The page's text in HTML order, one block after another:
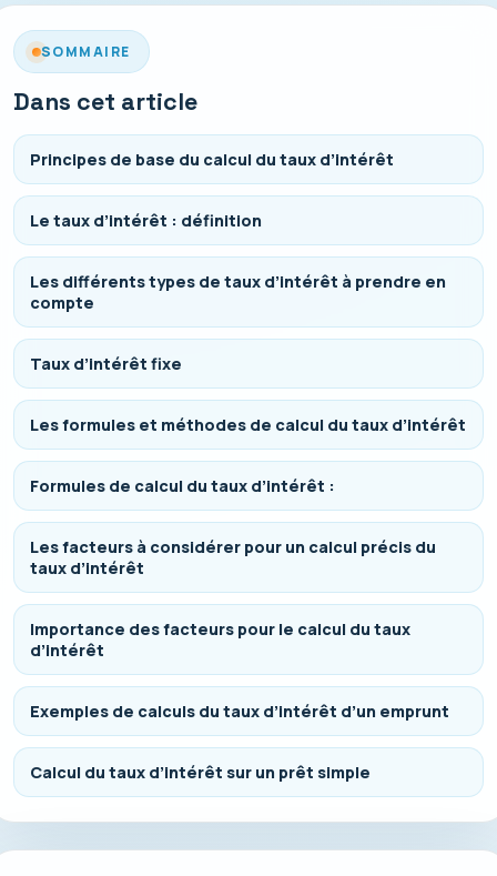
SOMMAIRE
Dans cet article
Principes de base du calcul du taux d’intérêt
Le taux d’intérêt : définition
Les différents types de taux d’intérêt à prendre en
compte
Taux d’intérêt fixe
Les formules et méthodes de calcul du taux d’intérêt
Formules de calcul du taux d’intérêt :
Les facteurs à considérer pour un calcul précis du
taux d’intérêt
Importance des facteurs pour le calcul du taux
d’intérêt
Exemples de calculs du taux d’intérêt d’un emprunt
Calcul du taux d’intérêt sur un prêt simple